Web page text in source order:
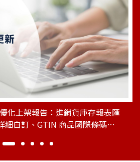
化上架報告：進銷貨庫存報表匯
細自訂、GTIN 商品國際條碼欄
贈送對應之購物金。